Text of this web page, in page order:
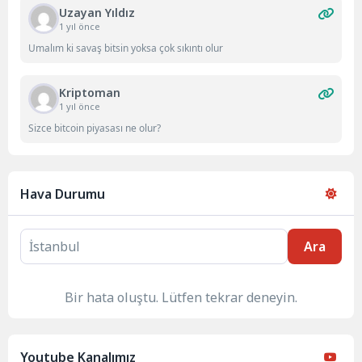
Uzayan Yıldız
1 yıl önce
Umalım ki savaş bitsin yoksa çok sıkıntı olur
Kriptoman
1 yıl önce
Sizce bitcoin piyasası ne olur?
Hava Durumu
Ara
Bir hata oluştu. Lütfen tekrar deneyin.
Youtube Kanalımız